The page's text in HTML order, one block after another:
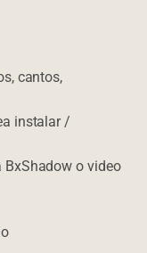
cantos,
instalar /
BxShadow o video